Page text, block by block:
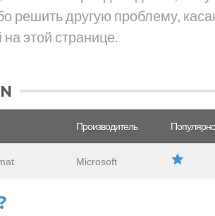
решить другую проблему,
этой странице.
Производитель
Microsoft